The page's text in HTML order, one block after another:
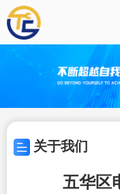
关于我们
五华区